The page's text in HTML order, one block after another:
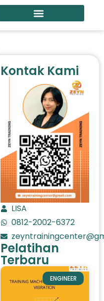
Kontak Kami
LISA
0812-2002-6372
Pelatihan
Terbaru
ENGINEER